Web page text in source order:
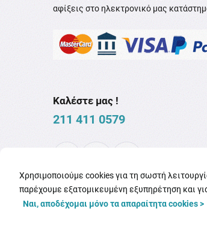
αφίξεις στο ηλεκτρονικό μας
Καλέστε μας !
211 411 0579
Χρησιμοποιούμε cookies για τη σωστή
παρέχουμε εξατομικευμένη εξυπηρέτηση και
Ναι, αποδέχομαι μόνο τα απαραίτητα cookies >